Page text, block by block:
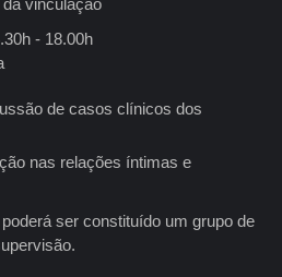
vinculação
- 18.00h
de casos clínicos dos
nas relações íntimas e
ser constituído um grupo de